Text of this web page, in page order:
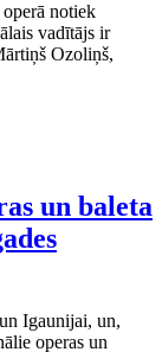
notiek
vadītājs ir
Ozoliņš,
un baleta
Igaunijai, un,
operas un